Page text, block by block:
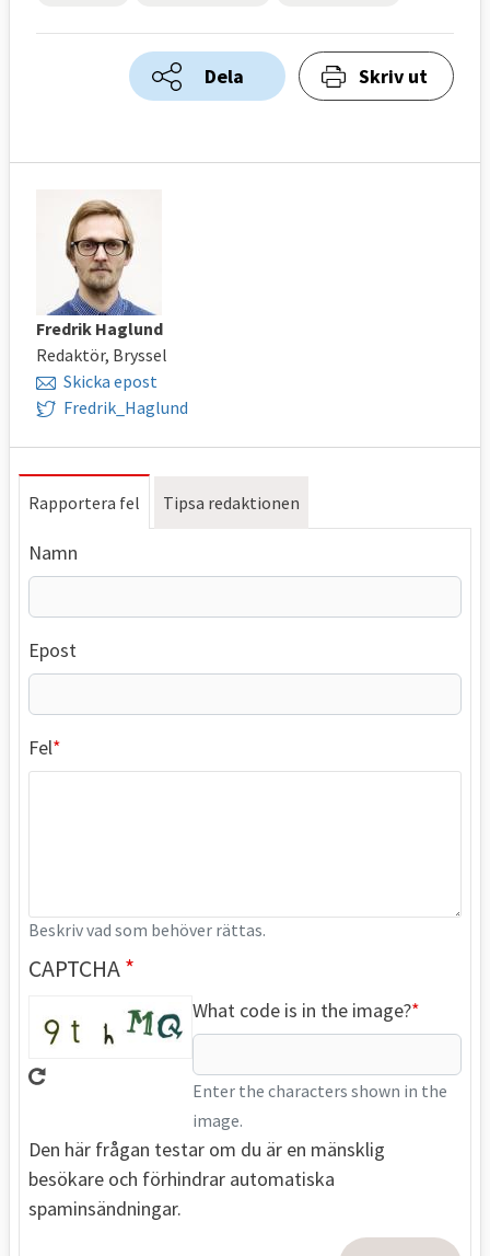
Dela Skriv ut
Fredrik Haglund
Redaktör, Bryssel
Skicka epost
Fredrik_Haglund
Rapportera fel Tipsa redaktionen
Namn
Epost
Fel
Beskriv vad som behöver rättas.
CAPTCHA
What code is in the image?
Enter the characters shown in the
image.
Den här frågan testar om du är en mänsklig
besökare och förhindrar automatiska
spaminsändningar.